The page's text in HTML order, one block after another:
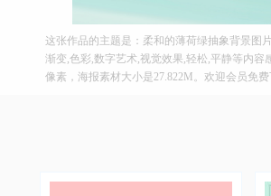
这张作品的主题是：柔和的薄荷绿抽象背景图
渐变,色彩,数字艺术,视觉效果,轻松,平静等内容
像素，海报素材大小是27.822M。欢迎会员免费